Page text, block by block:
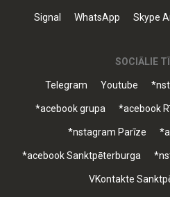
Signal WhatsApp Skype
SOCIĀLIE
Telegram Youtube
*acebook grupa *acebook
*nstagram Parīze
*acebook Sanktpēterburga
VKontakte